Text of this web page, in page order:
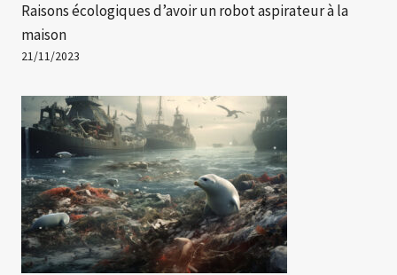
Raisons écologiques d’avoir un robot aspirateur à la
maison
21/11/2023